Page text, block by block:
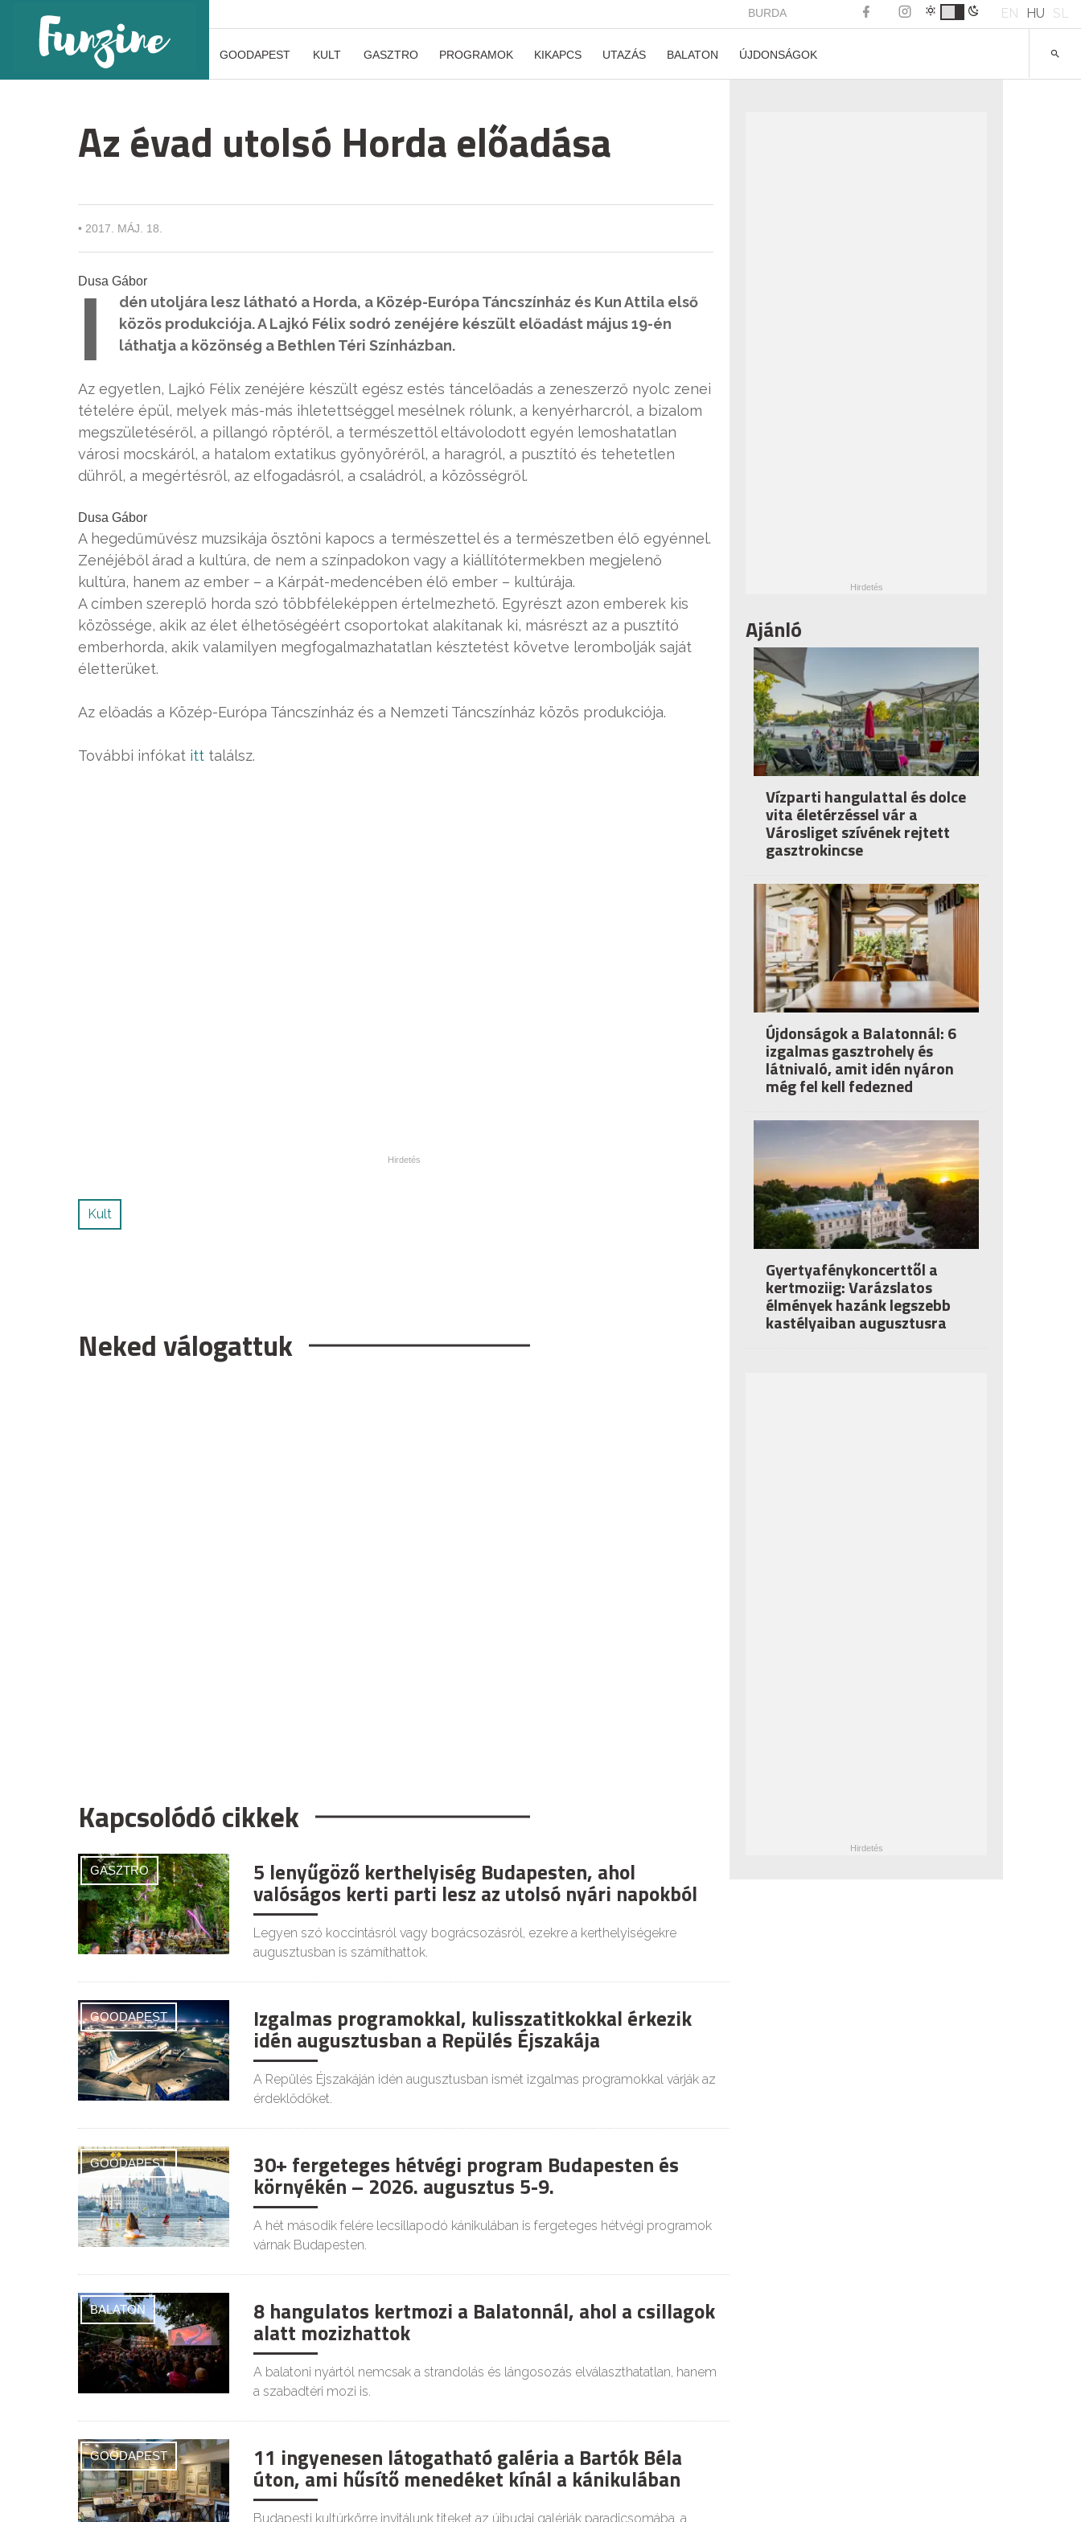
BURDA EN HU SL
GOODAPEST KULT GASZTRO PROGRAMOK KIKAPCS UTAZÁS BALATON ÚJDONSÁGOK
Az évad utolsó Horda előadása
• 2017. MÁJ. 18.
Dusa Gábor
I
dén utoljára lesz látható a Horda, a Közép-Európa Táncszínház és Kun Attila első
közös produkciója. A Lajkó Félix sodró zenéjére készült előadást május 19-én
láthatja a közönség a Bethlen Téri Színházban.
Az egyetlen, Lajkó Félix zenéjére készült egész estés táncelőadás a zeneszerző nyolc zenei
tételére épül, melyek más-más ihletettséggel mesélnek rólunk, a kenyérharcról, a bizalom
megszületéséről, a pillangó röptéről, a természettől eltávolodott egyén lemoshatatlan
városi mocskáról, a hatalom extatikus gyönyöréről, a haragról, a pusztító és tehetetlen
dühről, a megértésről, az elfogadásról, a családról, a közösségről.
Dusa Gábor
A hegedűművész muzsikája ösztöni kapocs a természettel és a természetben élő egyénnel.
Zenéjéből árad a kultúra, de nem a színpadokon vagy a kiállítótermekben megjelenő
kultúra, hanem az ember – a Kárpát-medencében élő ember – kultúrája.
A címben szereplő horda szó többféleképpen értelmezhető. Egyrészt azon emberek kis
közössége, akik az élet élhetőségéért csoportokat alakítanak ki, másrészt az a pusztító
emberhorda, akik valamilyen megfogalmazhatatlan késztetést követve lerombolják saját
életterüket.
Az előadás a Közép-Európa Táncszínház és a Nemzeti Táncszínház közös produkciója.
További infókat itt találsz.
Kult
Neked válogattuk
Kapcsolódó cikkek
GASZTRO 5 lenyűgöző kerthelyiség Budapesten, ahol
valóságos kerti parti lesz az utolsó nyári napokból
Legyen szó koccintásról vagy bográcsozásról, ezekre a kerthelyiségekre
augusztusban is számíthattok.
GOODAPEST Izgalmas programokkal, kulisszatitkokkal érkezik
idén augusztusban a Repülés Éjszakája
A Repülés Éjszakáján idén augusztusban ismét izgalmas programokkal várják az
érdeklődőket.
GOODAPEST 30+ fergeteges hétvégi program Budapesten és
környékén – 2026. augusztus 5-9.
A hét második felére lecsillapodó kánikulában is fergeteges hétvégi programok
várnak Budapesten.
BALATON 8 hangulatos kertmozi a Balatonnál, ahol a csillagok
alatt mozizhattok
A balatoni nyártól nemcsak a strandolás és lángosozás elválaszthatatlan, hanem
a szabadtéri mozi is.
GOODAPEST 11 ingyenesen látogatható galéria a Bartók Béla
úton, ami hűsítő menedéket kínál a kánikulában
Budapesti kultúrkörre invitálunk titeket az újbudai galériák paradicsomába, a
Ajánló
Vízparti hangulattal és dolce
vita életérzéssel vár a
Városliget szívének rejtett
gasztrokincse
Újdonságok a Balatonnál: 6
izgalmas gasztrohely és
látnivaló, amit idén nyáron
még fel kell fedezned
Gyertyafénykoncerttől a
kertmoziig: Varázslatos
élmények hazánk legszebb
kastélyaiban augusztusra